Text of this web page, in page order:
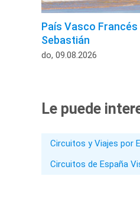
País Vasco Francés
Sebastián
do, 09.08.2026
Le puede
Circuitos y Viajes por
Circuitos de España